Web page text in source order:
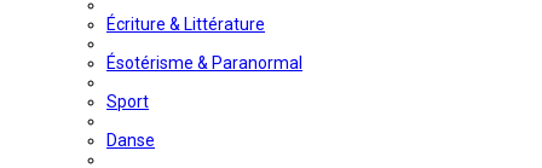
Écriture & Littérature
Ésotérisme & Paranormal
Sport
Danse